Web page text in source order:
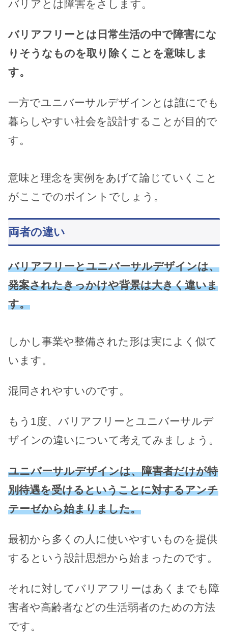
バリアとは障害をさします。
バリアフリーとは日常生活の中で障害にな
りそうなものを取り除くことを意味しま
す。
一方でユニバーサルデザインとは誰にでも
暮らしやすい社会を設計することが目的で
す。
意味と理念を実例をあげて論じていくこと
がここでのポイントでしょう。
両者の違い
バリアフリーとユニバーサルデザインは、
発案されたきっかけや背景は大きく違いま
す。
しかし事業や整備された形は実によく似て
います。
混同されやすいのです。
もう1度、バリアフリーとユニバーサルデ
ザインの違いについて考えてみましょう。
ユニバーサルデザインは、障害者だけが特
別待遇を受けるということに対するアンチ
テーゼから始まりました。
最初から多くの人に使いやすいものを提供
するという設計思想から始まったのです。
それに対してバリアフリーはあくまでも障
害者や高齢者などの生活弱者のための方法
です。